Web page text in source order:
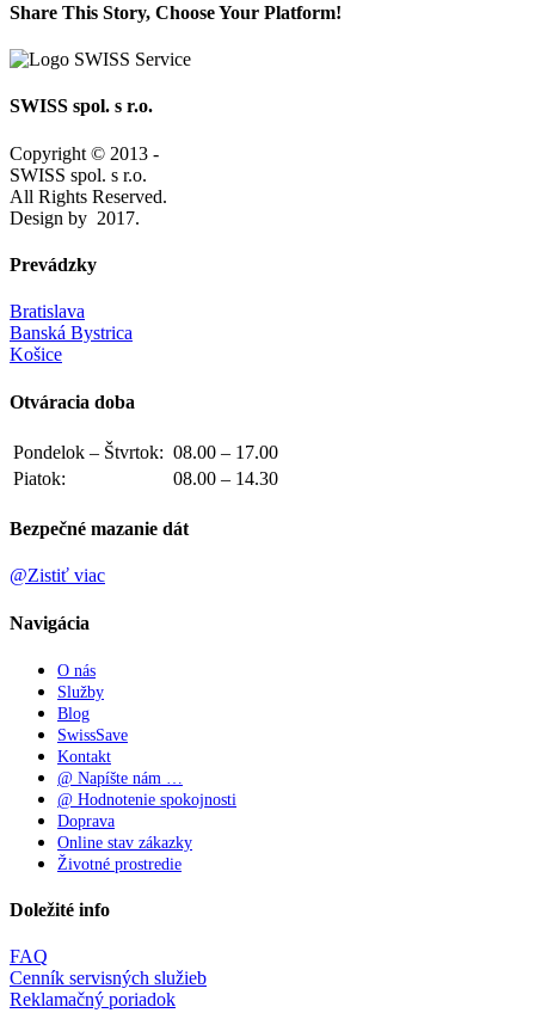
Share This Story, Choose Your Platform!
Facebook
X
Reddit
LinkedIn
Tumblr
Pinterest
Vk
Email
SWISS spol. s r.o.
Copyright © 2013 -
SWISS spol. s r.o.
All Rights Reserved.
Design by 2017.
Prevádzky
Bratislava
Banská Bystrica
Košice
Otváracia doba
Pondelok – Štvrtok: 08.00 – 17.00
Piatok:
08.00 – 14.30
Bezpečné mazanie dát
@Zistiť viac
Navigácia
O nás
Služby
Blog
SwissSave
Kontakt
@ Napíšte nám …
@ Hodnotenie spokojnosti
Doprava
Online stav zákazky
Životné prostredie
Doležité info
FAQ
Cenník servisných služieb
Reklamačný poriadok